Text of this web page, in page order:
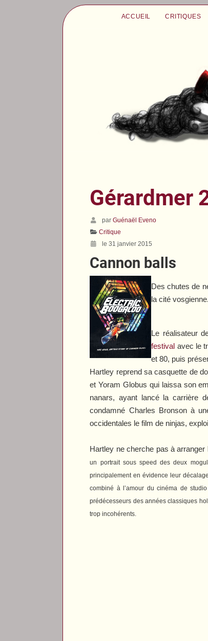
ACCUEIL CRITIQUES
Gérardmer
parGuénaël Eveno
Critique
le 31 janvier 2015
Cannon balls
Des chutes de
la cité
Le réalisateur
festival avec le
et 80, puis
Hartley reprend sa casquette de
et Yoram Globus qui laissa son
nanars, ayant lancé la carrière
condamné Charles Bronson à
occidentales le film de ninjas,
Hartley ne cherche pas à arranger
un portrait sous speed des deux
principalement en évidence leur
combiné à l’amour du cinéma de
prédécesseurs des années classiques
trop incohérents.